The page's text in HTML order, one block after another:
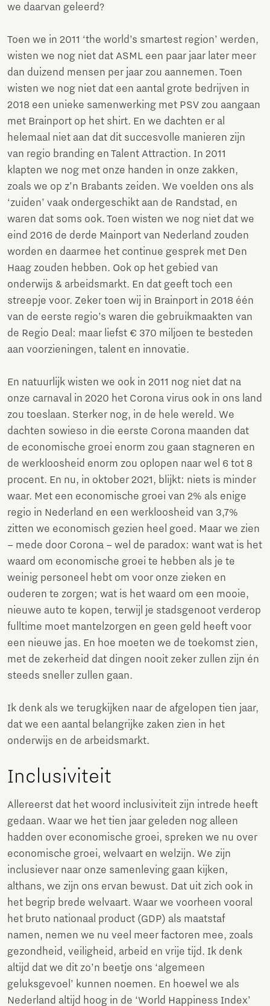
we daarvan geleerd?
Toen we in 2011 ‘the world’s smartest region’ werden,
wisten we nog niet dat ASML een paar jaar later meer
dan duizend mensen per jaar zou aannemen. Toen
wisten we nog niet dat een aantal grote bedrijven in
2018 een unieke samenwerking met PSV zou aangaan
met Brainport op het shirt. En we dachten er al
helemaal niet aan dat dit succesvolle manieren zijn
van regio branding en Talent Attraction. In 2011
klapten we nog met onze handen in onze zakken,
zoals we op z’n Brabants zeiden. We voelden ons als
‘zuiden’ vaak ondergeschikt aan de Randstad, en
waren dat soms ook. Toen wisten we nog niet dat we
eind 2016 de derde Mainport van Nederland zouden
worden en daarmee het continue gesprek met Den
Haag zouden hebben. Ook op het gebied van
onderwijs & arbeidsmarkt. En dat geeft toch een
streepje voor. Zeker toen wij in Brainport in 2018 één
van de eerste regio’s waren die gebruikmaakten van
de Regio Deal: maar liefst € 370 miljoen te besteden
aan voorzieningen, talent en innovatie.
En natuurlijk wisten we ook in 2011 nog niet dat na
onze carnaval in 2020 het Corona virus ook in ons land
zou toeslaan. Sterker nog, in de hele wereld. We
dachten sowieso in die eerste Corona maanden dat
de economische groei enorm zou gaan stagneren en
de werkloosheid enorm zou oplopen naar wel 6 tot 8
procent. En nu, in oktober 2021, blijkt: niets is minder
waar. Met een economische groei van 2% als enige
regio in Nederland en een werkloosheid van 3,7%
zitten we economisch gezien heel goed. Maar we zien
– mede door Corona – wel de paradox: want wat is het
waard om economische groei te hebben als je te
weinig personeel hebt om voor onze zieken en
ouderen te zorgen; wat is het waard om een mooie,
nieuwe auto te kopen, terwijl je stadsgenoot verderop
fulltime moet mantelzorgen en geen geld heeft voor
een nieuwe jas. En hoe moeten we de toekomst zien,
met de zekerheid dat dingen nooit zeker zullen zijn én
steeds sneller zullen gaan.
Ik denk als we terugkijken naar de afgelopen tien jaar,
dat we een aantal belangrijke zaken zien in het
onderwijs en de arbeidsmarkt.
Inclusiviteit
Allereerst dat het woord inclusiviteit zijn intrede heeft
gedaan. Waar we het tien jaar geleden nog alleen
hadden over economische groei, spreken we nu over
economische groei, welvaart en welzijn. We zijn
inclusiever naar onze samenleving gaan kijken,
althans, we zijn ons ervan bewust. Dat uit zich ook in
het begrip brede welvaart. Waar we voorheen vooral
het bruto nationaal product (GDP) als maatstaf
namen, nemen we nu veel meer factoren mee, zoals
gezondheid, veiligheid, arbeid en vrije tijd. Ik denk
altijd dat we dit zo’n beetje ons ‘algemeen
geluksgevoel’ kunnen noemen. En hoewel we als
Nederland altijd hoog in de ‘World Happiness Index’